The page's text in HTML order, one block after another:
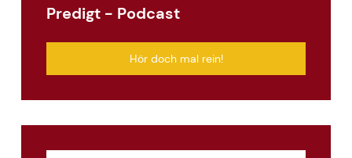
Predigt - Podcast
Hör doch mal rein!